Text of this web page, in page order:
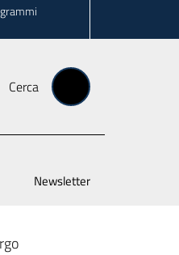
Cerca
Newsletter